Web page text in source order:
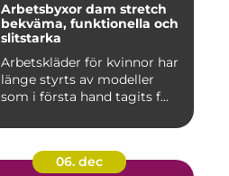
Arbetsbyxor dam stretch
bekväma, funktionella och
slitstarka
Arbetskläder för kvinnor har
länge styrts av modeller
som i första hand tagits f...
06. dec